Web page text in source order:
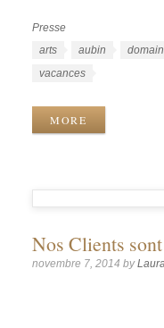
Catégories
Presse
Étiquettes
arts aubin
vacances
MORE
Nos Clients
novembre 7, 2014 by